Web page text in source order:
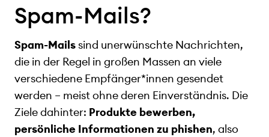
Spam-Mails?
Spam-Mailssind unerwünschte Nachrichten,
die in der Regel in großen Massen an viele
verschiedene Empfänger*innen gesendet
werden – meist ohne deren Einverständnis. Die
Ziele dahinter: Produkte bewerben,
persönliche Informationen zu phishen, also